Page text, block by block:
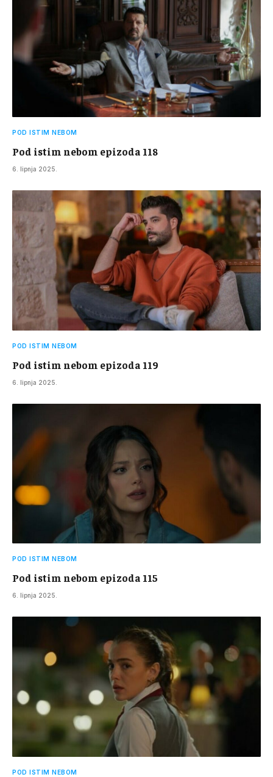
POD ISTIM NEBOM
Pod istim nebom epizoda 118
6. lipnja 2025.
POD ISTIM NEBOM
Pod istim nebom epizoda 119
6. lipnja 2025.
POD ISTIM NEBOM
Pod istim nebom epizoda 115
6. lipnja 2025.
POD ISTIM NEBOM